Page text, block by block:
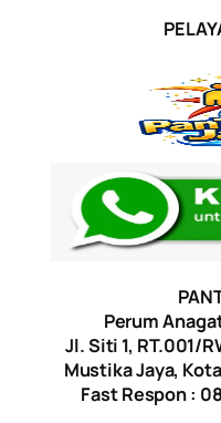
Perum
Jl. Siti 1, RT.001/
Mustika Jaya,
Fast Respon :